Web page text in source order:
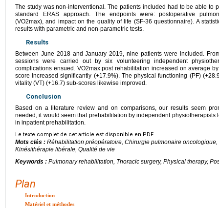
The study was non-interventional. The patients included had to be able to
standard ERAS approach. The endpoints were: postoperative
(VO2max), and impact on the quality of life (SF-36 questionnaire). A
results with parametric and non-parametric tests.
Results
Between June 2018 and January 2019, nine patients were included.
sessions were carried out by six volunteering independent
complications ensued. VO2max post rehabilitation increased on average
score increased significantly (+17.9%). The physical functioning (PF)
vitality (VT) (+16.7) sub-scores likewise improved.
Conclusion
Based on a literature review and on comparisons, our results seem
needed, it would seem that prehabilitation by independent physiotherapists
in inpatient prehabilitation.
Le texte complet de cet article est disponible en PDF.
Mots clés : Réhabilitation préopératoire, Chirurgie pulmonaire
Kinésithérapie libérale, Qualité de vie
Keywords : Pulmonary rehabilitation, Thoracic surgery, Physical therapy,
Plan
Introduction
Matériel et méthodes